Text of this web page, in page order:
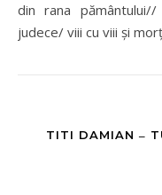
din rana
judece/ viii cu viii și
TITI DAMIAN ‒